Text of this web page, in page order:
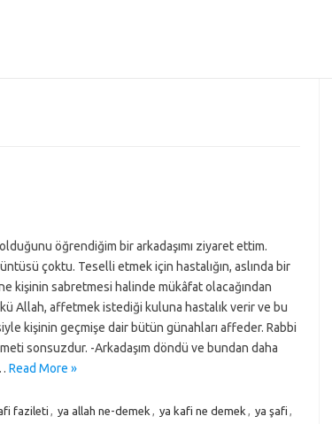
öğrendiğim bir arkadaşımı ziyaret ettim.
çoktu. Teselli etmek için hastalığın, aslında bir
kişinin sabretmesi halinde mükâfat olacağından
Allah, affetmek istediği kuluna hastalık verir ve bu
kişinin geçmişe dair bütün günahları affeder. Rabbi
sonsuzdur. -Arkadaşım döndü ve bundan daha
Read More »
fazileti , ya allah ne-demek , ya kafi ne demek , ya şafi ,